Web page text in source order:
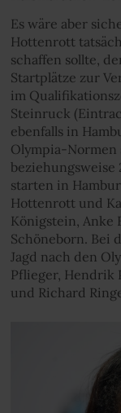
Es wäre aber
Hottenrott
schaffen sollte,
Startplätze zur
im
Steinruck
ebenfalls in
Olympia-Normen
beziehungsweise
starten in
Hottenrott und
Königstein, Anke
Schöneborn. Bei
Jagd nach den
Pflieger, Hendrik
und Richard